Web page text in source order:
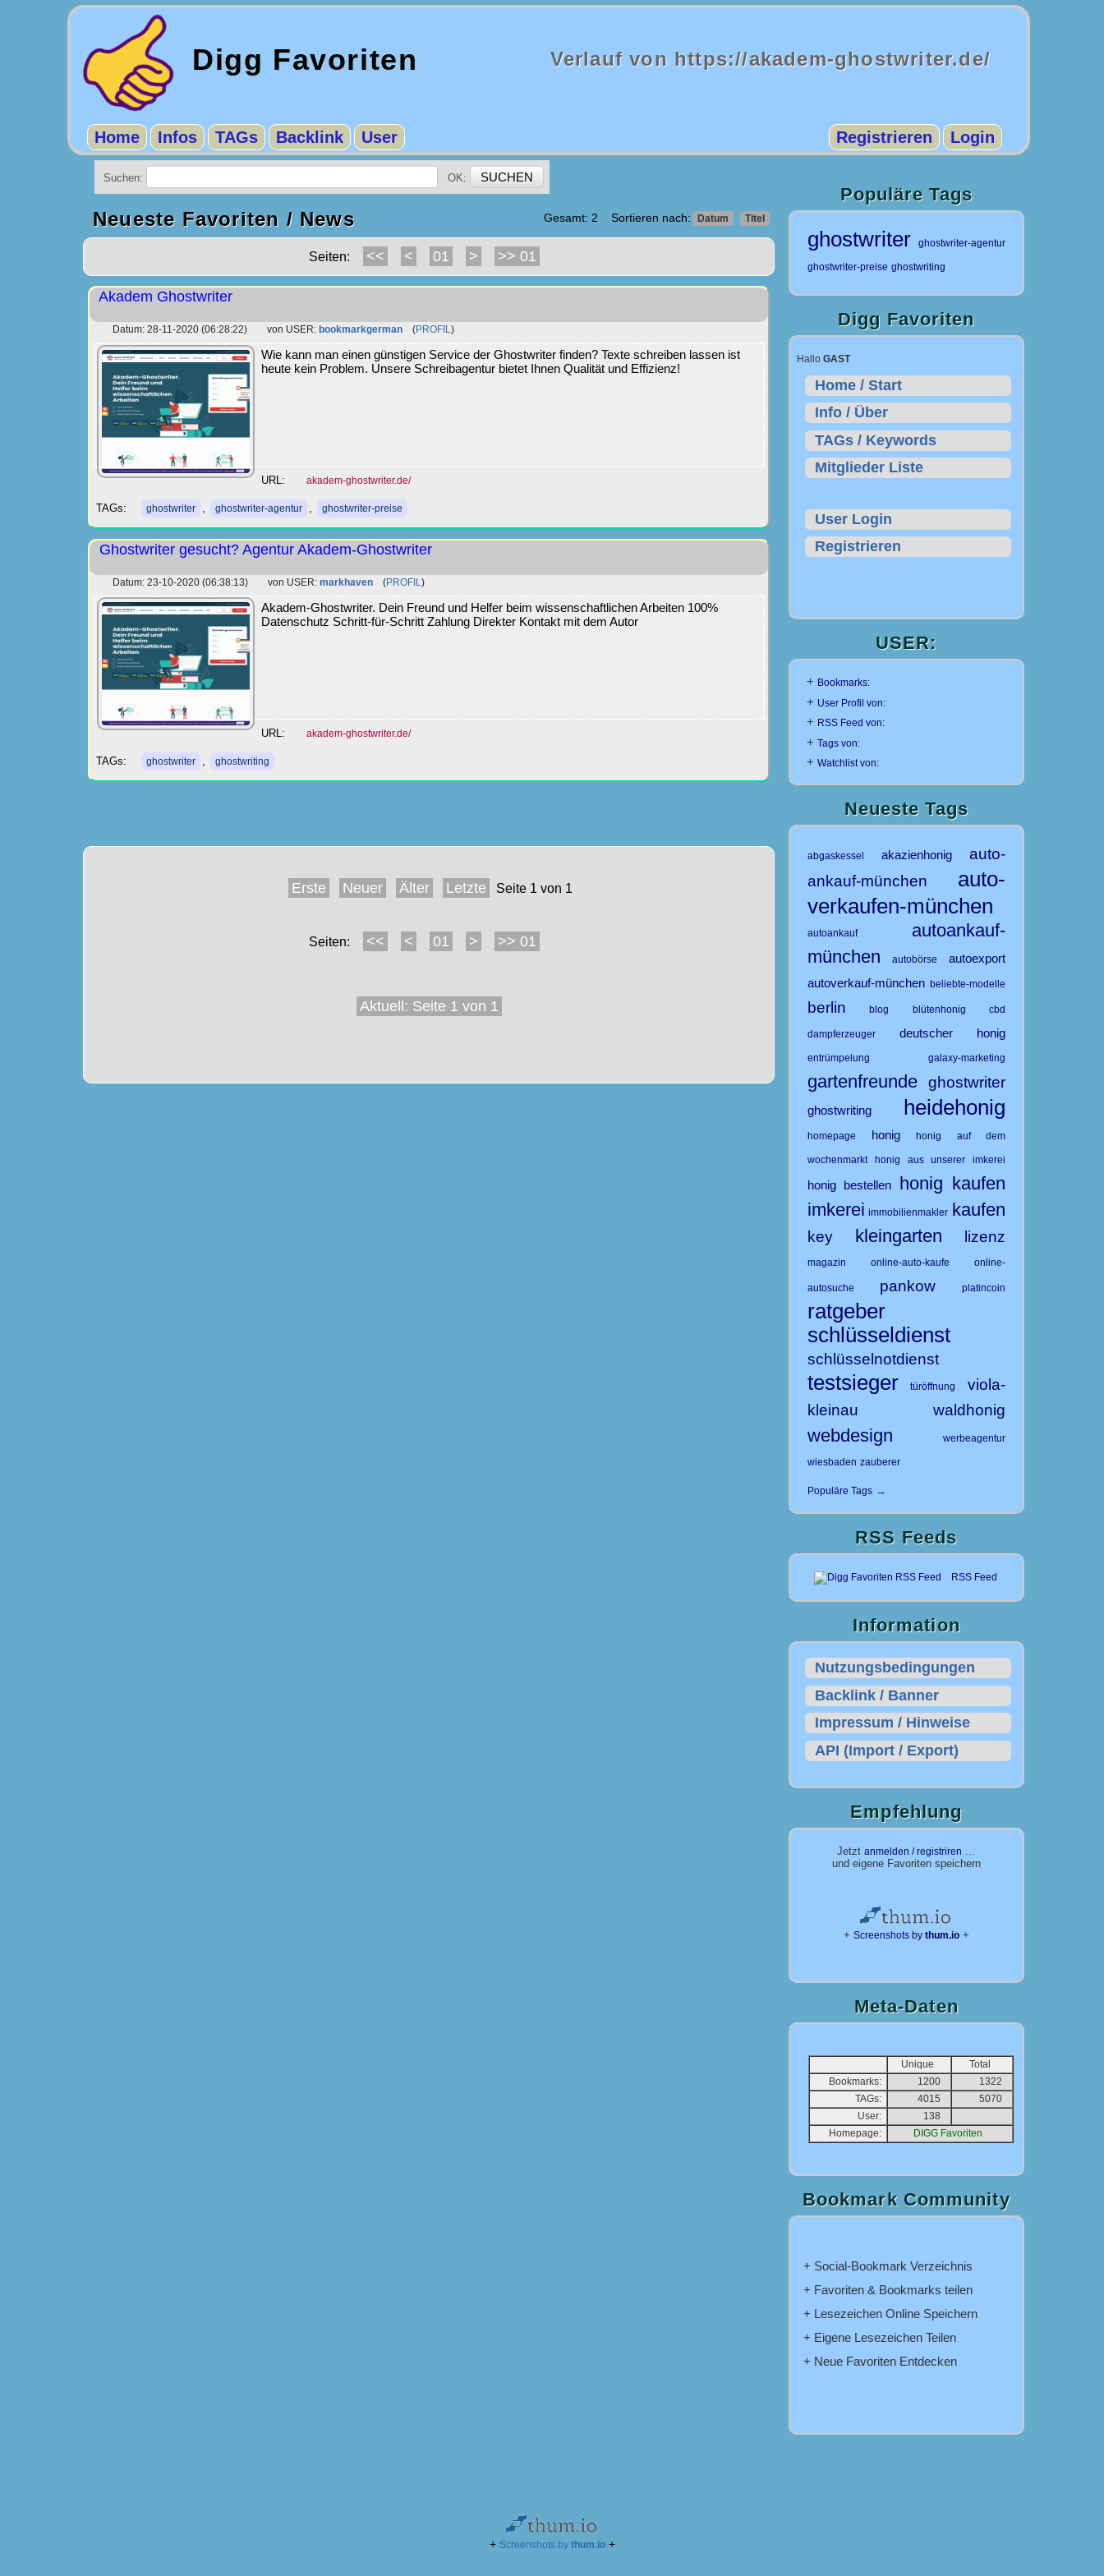
Digg Favoriten Verlauf von https://akadem-ghostwriter.de/
Home Infos TAGs Backlink User Login
Registrieren
Suchen: OK:
Gesamt: 2 Sortieren nach: Datum Titel
Neueste Favoriten / News
Seiten: << < 01 > >> 01
Akadem Ghostwriter
Datum: 28-11-2020 (06:28:22) von USER: bookmarkgerman (PROFIL)
Wie kann man einen günstigen Service der Ghostwriter finden? Texte schreiben lassen ist
heute kein Problem. Unsere Schreibagentur bietet Ihnen Qualität und Effizienz!
URL: akadem-ghostwriter.de/
TAGs: ghostwriter ghostwriter-agentur ghostwriter-preise
Ghostwriter gesucht? Agentur Akadem-Ghostwriter
Datum: 23-10-2020 (06:38:13) von USER: markhaven (PROFIL)
Akadem-Ghostwriter. Dein Freund und Helfer beim wissenschaftlichen Arbeiten 100%
Datenschutz Schritt-für-Schritt Zahlung Direkter Kontakt mit dem Autor
URL: akadem-ghostwriter.de/
TAGs: ghostwriter ghostwriting
Erste Neuer Älter Letzte Seite 1 von 1
Seiten: << < 01 > >> 01
Aktuell: Seite 1 von 1
Populäre Tags
ghostwriter ghostwriter-agentur
ghostwriter-preise ghostwriting
Digg Favoriten
Hallo GAST
Home / Start
Info / Über
TAGs / Keywords
Mitglieder Liste
User Login
Registrieren
USER:
+ Bookmarks:
+ User Profil von:
+ RSS Feed von:
+ Tags von:
+ Watchlist von:
Neueste Tags
abgaskessel akazienhonig
auto-
ankauf-münchen
auto-
verkaufen-münchen
autoankauf
autoankauf-
münchen
autobörse
autoexport
autoverkauf-münchen beliebte-modelle
berlin blog blütenhonig cbd
dampferzeuger deutscher honig
entrümpelung galaxy-marketing
gartenfreunde ghostwriter
ghostwriting heidehonig
homepage honig honig auf dem
wochenmarkt honig aus unserer imkerei
honig bestellen
honig kaufen
imkerei immobilienmakler kaufen
key kleingarten lizenz
magazin online-auto-kaufe online-
autosuche pankow platincoin
ratgeber
schlüsseldienst
schlüsselnotdienst
testsieger türöffnung
viola-
kleinau
waldhonig
webdesign werbeagentur
wiesbaden zauberer
Populäre Tags→
RSS Feeds
RSS Feed
Information
Nutzungsbedingungen
Backlink / Banner
Impressum / Hinweise
API (Import / Export)
Empfehlung
Jetztanmelden / registriren ...
und eigene Favoriten speichern
+ Screenshots by thum.io+
Meta-Daten
Unique
Total
Bookmarks:
1200
1322
TAGs:
4015
5070
User:
138
Homepage:
DIGG Favoriten
Bookmark Community
+ Social-Bookmark Verzeichnis
+ Favoriten & Bookmarks teilen
+ Lesezeichen Online Speichern
+ Eigene Lesezeichen Teilen
+ Neue Favoriten Entdecken
+ Screenshots by thum.io+